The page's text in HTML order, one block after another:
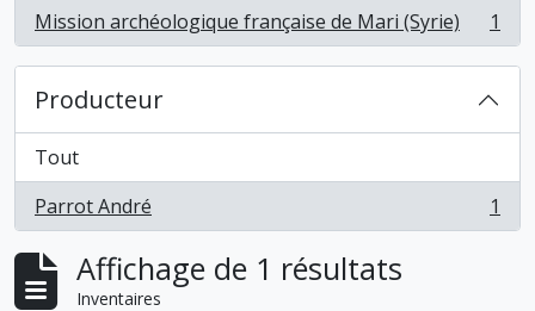
Mission archéologique française de Mari (Syrie)
, 1 résultats 1
Producteur
Tout
Parrot André
, 1 résultats 1
Affichage de 1 résultats
Inventaires